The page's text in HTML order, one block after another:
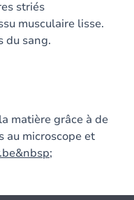
striés
musculaire lisse.
du sang.
matière grâce à de
au microscope et
;